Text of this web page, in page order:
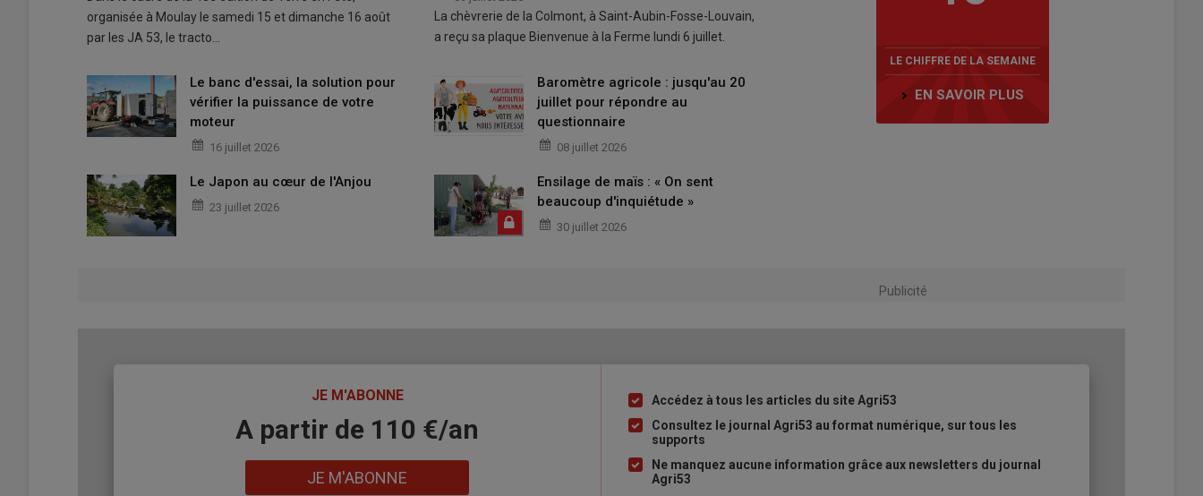
organisée à Moulay le samedi 15 et dimanche 16 août
par les JA 53, le tracto…
La chèvrerie de la Colmont, à Saint-Aubin-Fosse-Louvain,
a reçu sa plaque Bienvenue à la Ferme lundi 6 juillet.
Le banc d'essai, la solution pour
vérifier la puissance de votre
moteur
16 juillet 2026
Baromètre agricole : jusqu'au 20
juillet pour répondre au
questionnaire
08 juillet 2026
Le Japon au cœur de l'Anjou
23 juillet 2026
Ensilage de maïs : « On sent
beaucoup d'inquiétude »
30 juillet 2026
LE CHIFFRE DE LA SEMAINE
EN SAVOIR PLUS
Publicité
JE M'ABONNE
A partir de 110 €/an
JE M'ABONNE
Liste
à
puce
Accédez à tous les articles du site Agri53
Consultez le journal Agri53 au format numérique, sur tous les
supports
Ne manquez aucune information grâce aux newsletters du journal
Agri53